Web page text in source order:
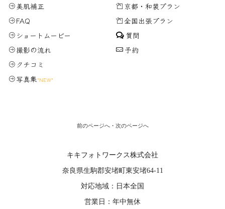
美肌補正
FAQ
ショートムービー
撮影の流れ
クチコミ
写真集"NEW"
京都・和装プラン
全国出張プラン
質問
予約
前のページへ・ 次のページへ
キキフォトワークス株式会社
奈良県生駒郡安堵町東安堵64-11
対応地域：日本全国
営業日：年中無休